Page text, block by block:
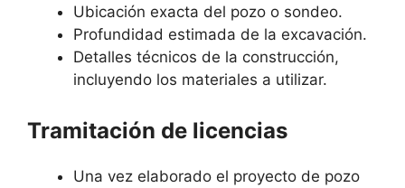
Ubicación exacta del pozo o sondeo.
Profundidad estimada de la excavación.
Detalles técnicos de la construcción,
incluyendo los materiales a utilizar.
Tramitación de licencias
Una vez elaborado el proyecto de pozo